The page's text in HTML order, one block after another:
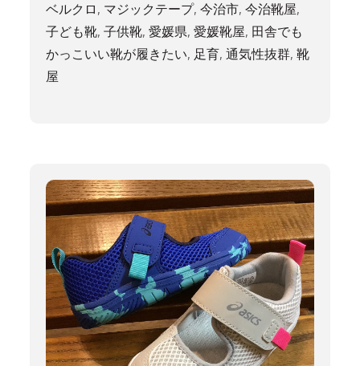
ベルクロ , マジックテープ,今治市,今治靴屋,
子ども靴,子供靴,愛媛県,愛媛靴屋, 田舎でも
かっこいい靴が履きたい, 足育,通気性抜群,靴
屋